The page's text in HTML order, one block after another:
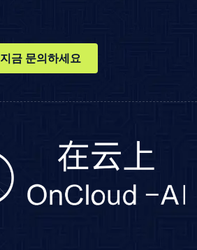
지금 문의하세요